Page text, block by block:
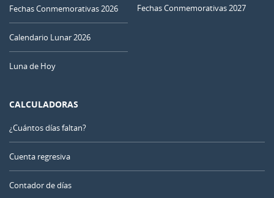
Fechas Conmemorativas 2026
Calendario Lunar 2026
Luna de Hoy
Fechas Conmemorativas 2027
CALCULADORAS
¿Cuántos días faltan?
Cuenta regresiva
Contador de días